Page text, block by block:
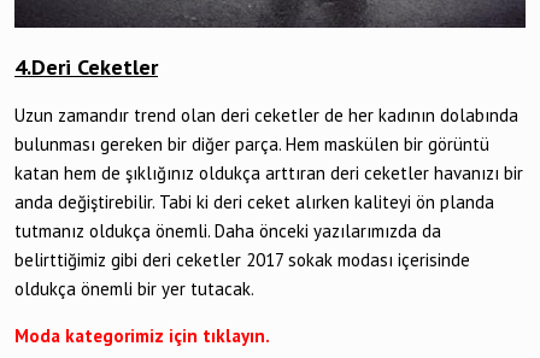
4.Deri Ceketler
Uzun zamandır trend olan deri ceketler de her kadının dolabında
bulunması gereken bir diğer parça. Hem maskülen bir görüntü
katan hem de şıklığınız oldukça arttıran deri ceketler havanızı bir
anda değiştirebilir. Tabi ki deri ceket alırken kaliteyi ön planda
tutmanız oldukça önemli. Daha önceki yazılarımızda da
belirttiğimiz gibi deri ceketler 2017 sokak modası içerisinde
oldukça önemli bir yer tutacak.
Moda kategorimiz için tıklayın.